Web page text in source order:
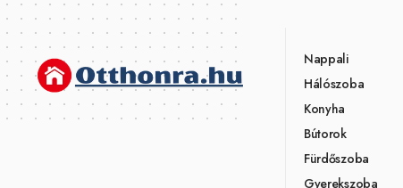
Nappali
Hálószoba
Konyha
Bútorok
Fürdőszoba
Gyerekszoba